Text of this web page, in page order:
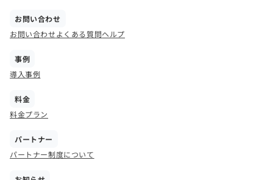
お問い合わせ
お問い合わせよくある質問ヘルプ
事例
導入事例
料金
料金プラン
パートナー
パートナー制度について